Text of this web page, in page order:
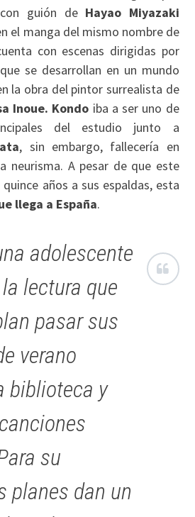
guión de Hayao Miyazaki
el manga del mismo nombre de
con escenas dirigidas por
se desarrollan en un mundo
la obra del pintor surrealista de
Inoue. Kondo iba a ser uno de
del estudio junto a
, sin embargo, fallecería en
neurisma. A pesar de que este
años a sus espaldas, esta
llega a España.
adolescente
lectura que
pasar sus
verano
biblioteca y
su
planes dan un